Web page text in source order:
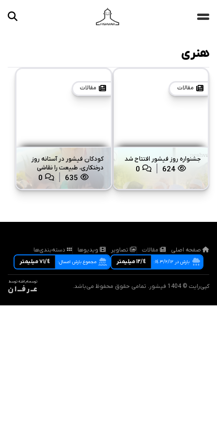
تصاویر
جستجو ...هنری
مقالات
جشنواره روز فیشور افتتاح شد
624
0
مقالات
کودکان فیشور در آستانه روز
درختکاری، طبیعت را نقاشی
635
0
صفحه اصلی مقالات تصاویر ویدیوها دسته‌بندی‌ها
بارش در ١٤٠٣/٢/١٢: ١٢/٤ ميليمتر مجموع بارش امسال: ٧١/٤ ميليمتر
کپی‌رایت © 1404 فیشور. تمامی حقوق محفوظ می‌باشد.
توسعه‌یافته توسط
عــ ر فـــ ا ن